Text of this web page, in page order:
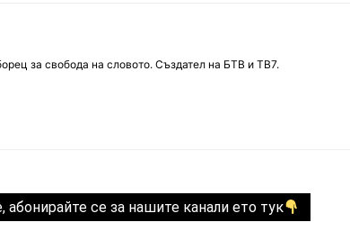
за свобода на словото. Създател на БТВ и ТВ7.
се за нашите канали ето тук